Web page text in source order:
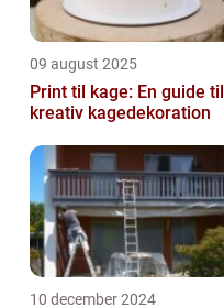
09 august 2025
Print til kage: En guide til
kreativ kagedekoration
10 december 2024